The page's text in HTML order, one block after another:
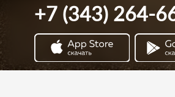
+7 (343) 264-